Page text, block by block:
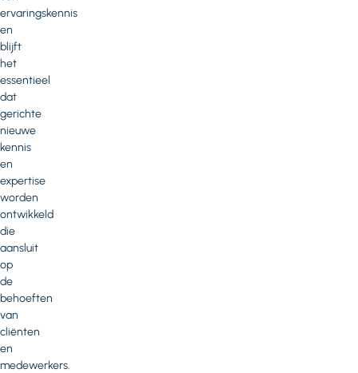
ervaringskennis
en
blijft
het
essentieel
dat
gerichte
nieuwe
kennis
en
expertise
worden
ontwikkeld
die
aansluit
op
de
behoeften
van
cliënten
en
medewerkers.